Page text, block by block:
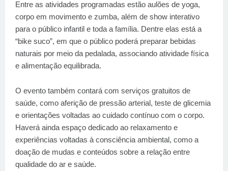
Entre as atividades programadas estão aulões de yoga,
corpo em movimento e zumba, além de show interativo
para o público infantil e toda a família. Dentre elas está a
“bike suco”, em que o público poderá preparar bebidas
naturais por meio da pedalada, associando atividade física
e alimentação equilibrada.
O evento também contará com serviços gratuitos de
saúde, como aferição de pressão arterial, teste de glicemia
e orientações voltadas ao cuidado contínuo com o corpo.
Haverá ainda espaço dedicado ao relaxamento e
experiências voltadas à consciência ambiental, como a
doação de mudas e conteúdos sobre a relação entre
qualidade do ar e saúde.